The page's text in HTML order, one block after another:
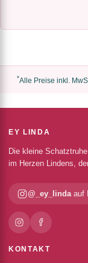
*Alle Preise inkl.
EY LINDA
Die kleine
im Herzen Lindens,
@_ey_lindaauf
KONTAKT